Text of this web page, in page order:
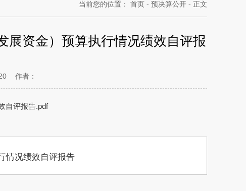
当前您的位置： 首页 - 预决算公开 - 正文
展资金）预算执行情况绩效自评报
作者：
自评报告.pdf
情况绩效自评报告